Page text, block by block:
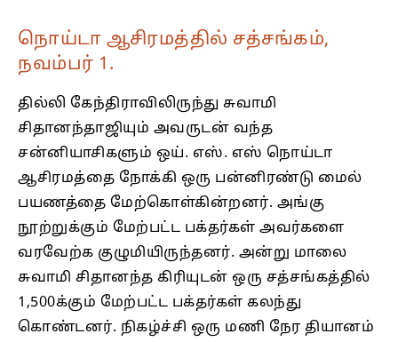
நொய்டா ஆசிரமத்தில் சத்சங்கம்,
நவம்பர் 1.
தில்லி கேந்திராவிலிருந்து சுவாமி
சிதானந்தாஜியும் அவருடன் வந்த
சன்னியாசிகளும் ஒய். எஸ். எஸ் நொய்டா
ஆசிரமத்தை நோக்கி ஒரு பன்னிரண்டு மைல்
பயணத்தை மேற்கொள்கின்றனர். அங்கு
நூற்றுக்கும் மேற்பட்ட பக்தர்கள் அவர்களை
வரவேற்க குழுமியிருந்தனர். அன்று மாலை
சுவாமி சிதானந்த கிரியுடன் ஒரு சத்சங்கத்தில்
1,500க்கும் மேற்பட்ட பக்தர்கள் கலந்து
கொண்டனர். நிகழ்ச்சி ஒரு மணி நேர தியானம்